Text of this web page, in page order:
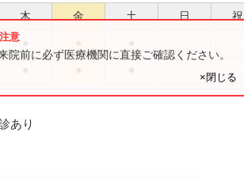
木 金 土 日 祝
前に必ず医療機関に直接ご確認ください。
×閉じる
あり